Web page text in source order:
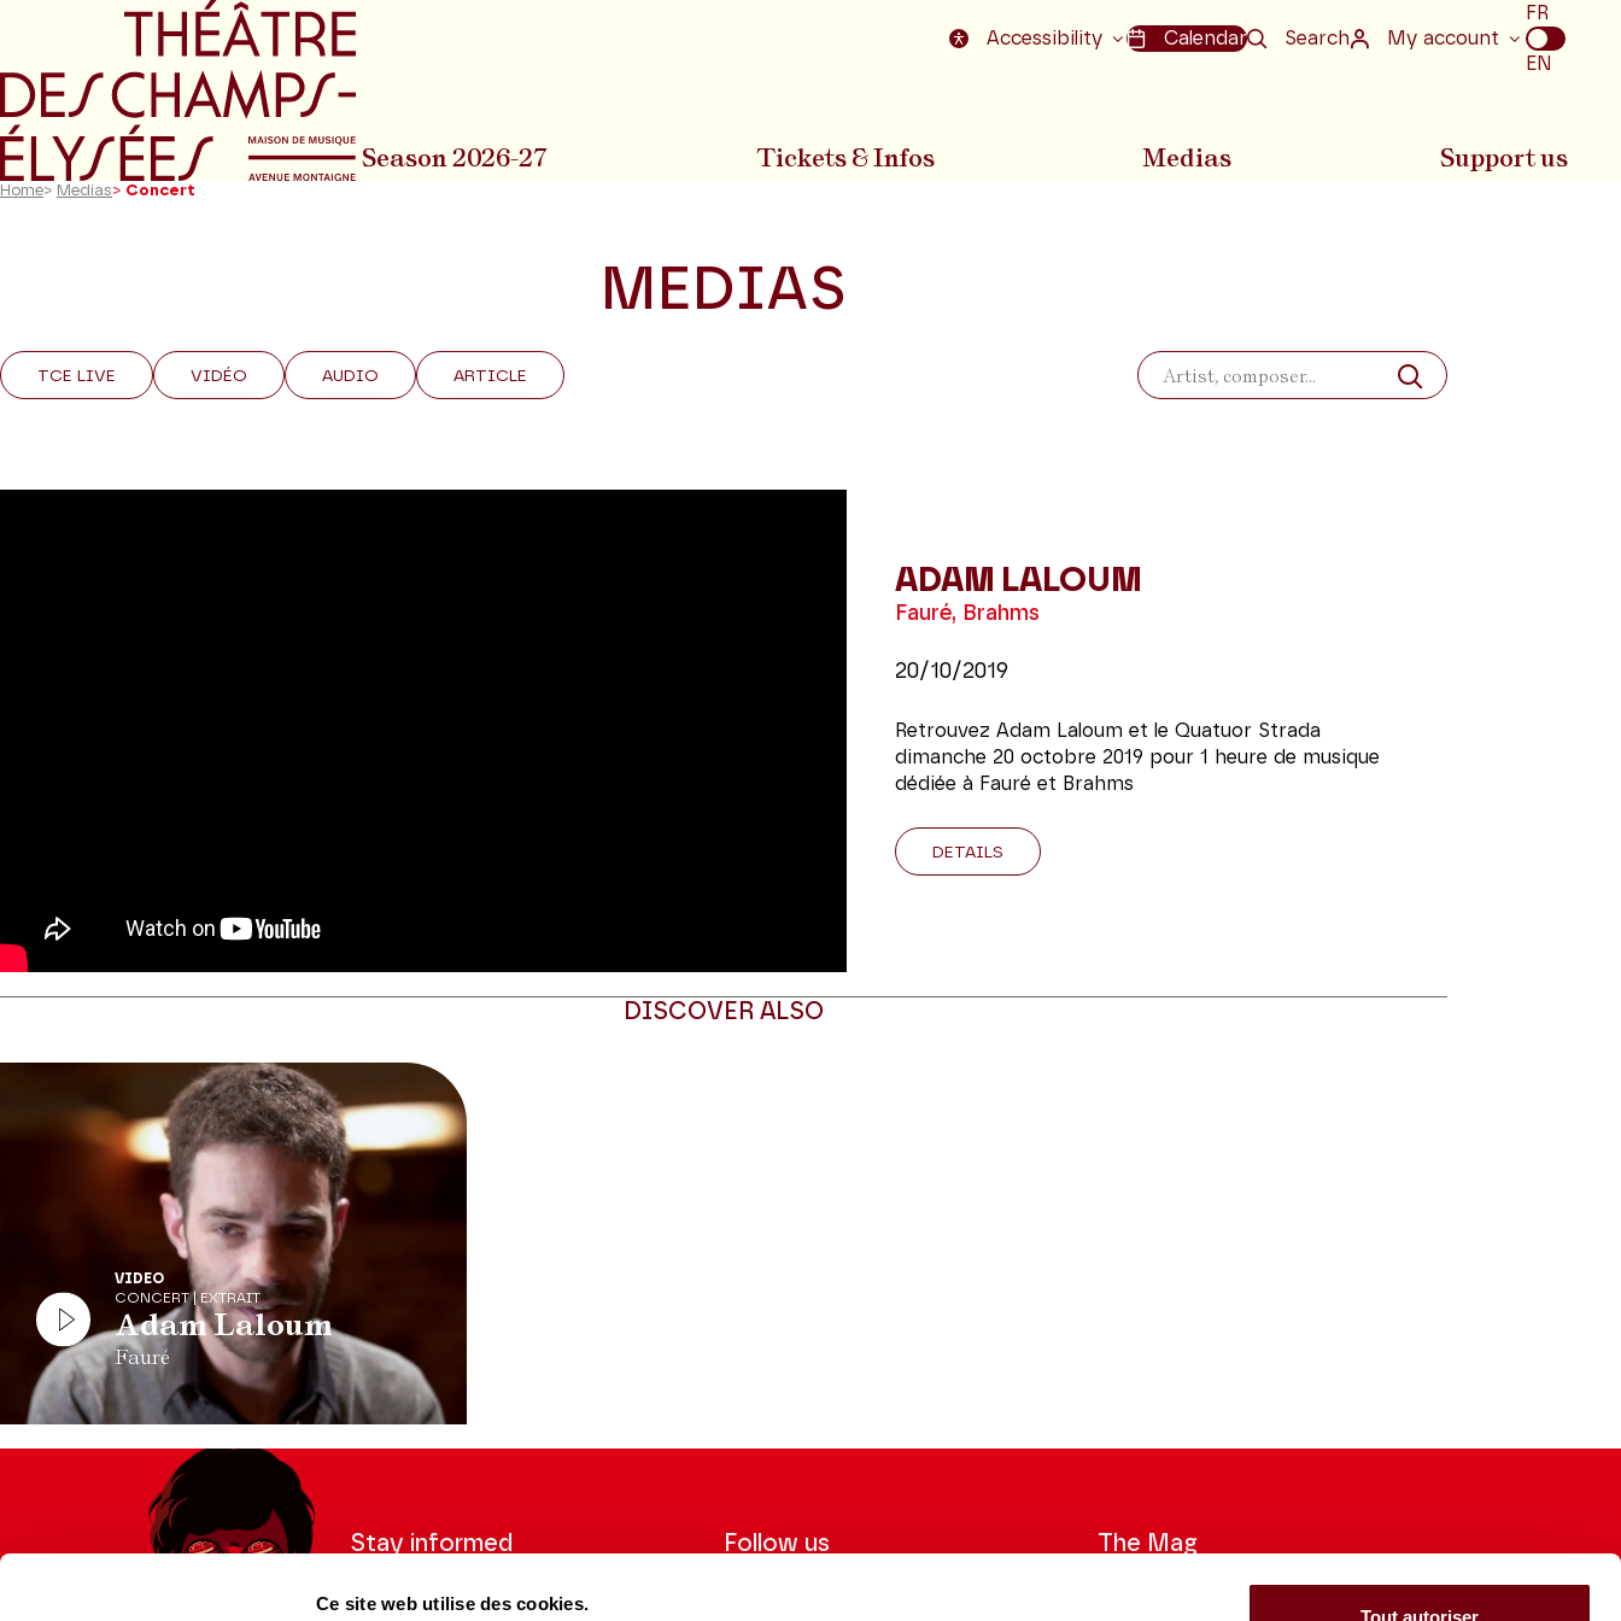
Ce site web utilise des cookies.
Tout autoriser
Go to main menu Go to content Accessibility Calendar Search My account
Choix
de
la
FR
EN
Season 2026-27 Tickets & Infos Medias Support us
Home> Medias> Concert
MEDIAS
TCE LIVE VIDÉO AUDIO ARTICLE
Search
ADAM LALOUM
Fauré, Brahms
20/10/2019
Retrouvez Adam Laloum et le Quatuor Strada
dimanche 20 octobre 2019 pour 1 heure de musique
dédiée à Fauré et Brahms
DETAILS
DISCOVER ALSO
VIDEO
CONCERT | EXTRAIT
Adam Laloum
Fauré
Stay informed
updates from the Theatre.
Follow us The Mag
Check out the 2026-27 Brochure